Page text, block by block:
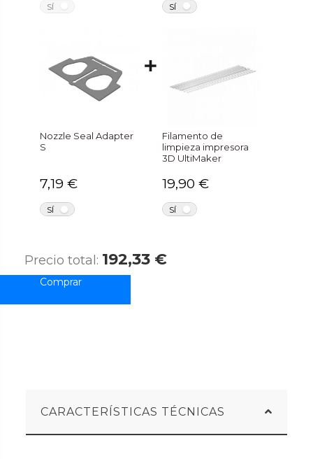
SÍ SÍ
Nozzle Seal Adapter
S
7,19 €
SÍ
Filamento de
limpieza impresora
3D UltiMaker
19,90 €
SÍ
Precio total: 192,33 €
CARACTERÍSTICAS TÉCNICAS